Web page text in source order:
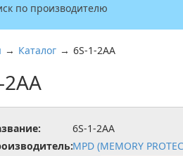
по производителю
→ Каталог → 6S-1-2AA
2AA
6S-1-2AA
MPD (MEMORY